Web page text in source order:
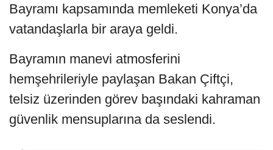
Bayramı kapsamında memleketi Konya’da
vatandaşlarla bir araya geldi.
Bayramın manevi atmosferini
hemşehrileriyle paylaşan Bakan Çiftçi,
telsiz üzerinden görev başındaki kahraman
güvenlik mensuplarına da seslendi.